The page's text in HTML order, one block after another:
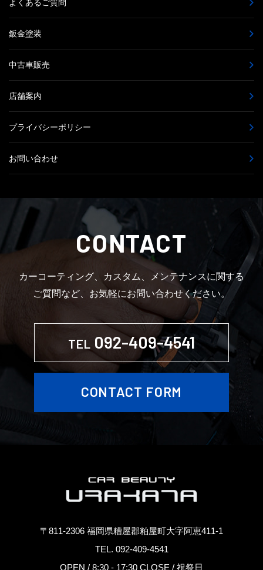
よくあるご質問
鈑金塗装
中古車販売
店舗案内
プライバシーポリシー
お問い合わせ
CONTACT
カーコーティング、カスタム、メンテナンスに関する
ご質問など、お気軽にお問い合わせください。
TEL 092-409-4541
CONTACT FORM
〒811-2306 福岡県糟屋郡粕屋町大字阿恵411-1
TEL. 092-409-4541
OPEN / 8:30 - 17:30 CLOSE / 祝祭日